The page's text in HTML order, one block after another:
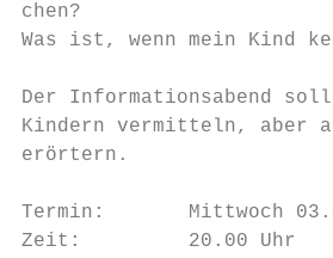
chen?
Was ist, wenn mein Kind
Der Informationsabend
Kindern vermitteln, aber
erörtern.
Termin:       Mittwoch
Zeit:         20.00 Uhr